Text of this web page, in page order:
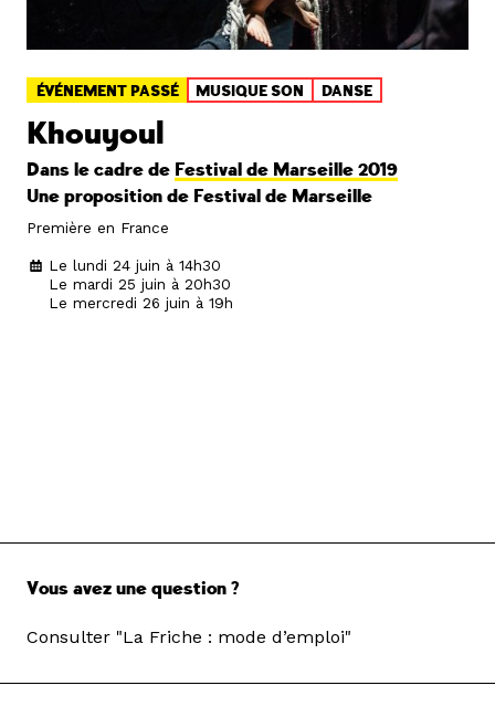
ÉVÉNEMENT PASSÉ MUSIQUE SON DANSE
Khouyoul
Dans le cadre de Festival de Marseille 2019
Une proposition de Festival de Marseille
Première en France
Le lundi 24 juin à 14h30
Le mardi 25 juin à 20h30
Le mercredi 26 juin à 19h
Vous avez une question ?
Consulter "La Friche : mode d’emploi"